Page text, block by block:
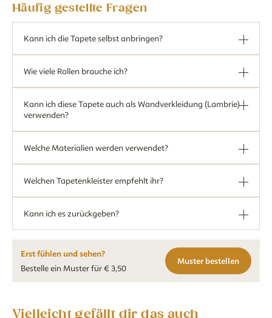
Häufig gestellte Fragen
Kann ich die Tapete selbst anbringen?
Wie viele Rollen brauche ich?
Kann ich diese Tapete auch als Wandverkleidung (Lambrie)
verwenden?
Welche Materialien werden verwendet?
Welchen Tapetenkleister empfehlt ihr?
Kann ich es zurückgeben?
Erst fühlen und sehen?
Bestelle ein Muster für € 3,50
Muster bestellen
Vielleicht gefällt dir das auch